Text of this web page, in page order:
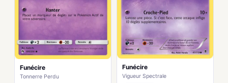
Funécire
Tonnerre Perdu
Funécire
Vigueur Spectrale